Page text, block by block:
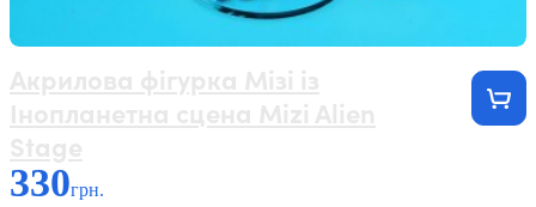
330грн.